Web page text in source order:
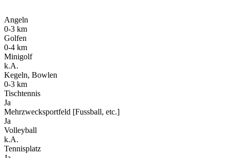
Angeln
0-3 km
Golfen
0-4 km
Minigolf
k.A.
Kegeln, Bowlen
0-3 km
Tischtennis
Ja
Mehrzwecksportfeld [Fussball, etc.]
Ja
Volleyball
k.A.
Tennisplatz